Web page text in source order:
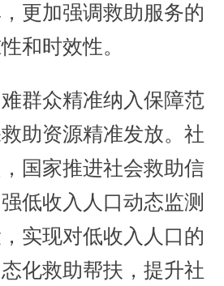
更加强调救助服务的
和时效性。
众精准纳入保障范
助资源精准发放。社
国家推进社会救助信
低收入人口动态监测
实现对低收入人口的
化救助帮扶，提升社